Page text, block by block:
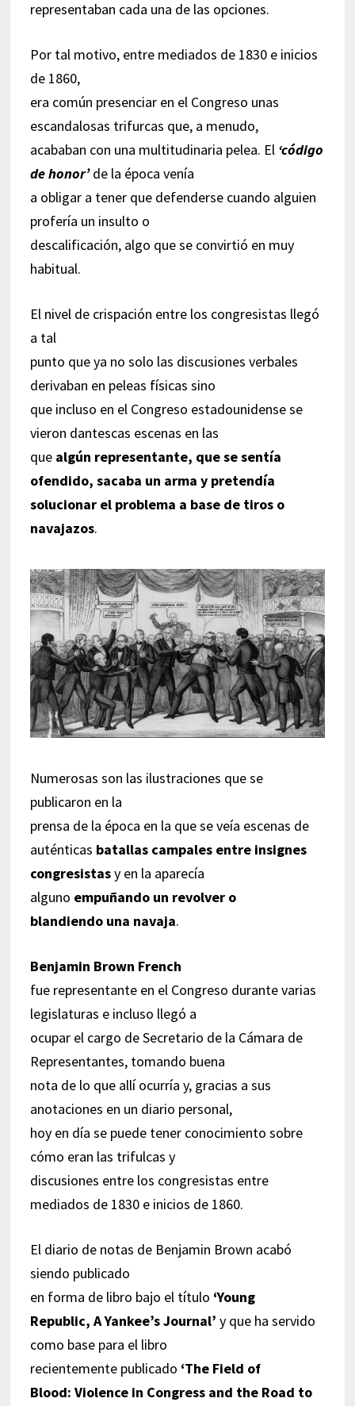
representaban cada una de las opciones.
Por tal motivo, entre mediados de 1830 e inicios
de 1860,
era común presenciar en el Congreso unas
escandalosas trifurcas que, a menudo,
acababan con una multitudinaria pelea. El ‘código
de honor’de la época venía
a obligar a tener que defenderse cuando alguien
profería un insulto o
descalificación, algo que se convirtió en muy
habitual.
El nivel de crispación entre los congresistas llegó
a tal
punto que ya no solo las discusiones verbales
derivaban en peleas físicas sino
que incluso en el Congreso estadounidense se
vieron dantescas escenas en las
que algún representante, que se sentía
ofendido, sacaba un arma y pretendía
solucionar el problema a base de tiros o
navajazos.
Numerosas son las ilustraciones que se
publicaron en la
prensa de la época en la que se veía escenas de
auténticas batallas campales entre insignes
congresistasy en la aparecía
alguno empuñando un revolver o
blandiendo una navaja.
Benjamin Brown French
fue representante en el Congreso durante varias
legislaturas e incluso llegó a
ocupar el cargo de Secretario de la Cámara de
Representantes, tomando buena
nota de lo que allí ocurría y, gracias a sus
anotaciones en un diario personal,
hoy en día se puede tener conocimiento sobre
cómo eran las trifulcas y
discusiones entre los congresistas entre
mediados de 1830 e inicios de 1860.
El diario de notas de Benjamin Brown acabó
siendo publicado
en forma de libro bajo el título ‘Young
Republic, A Yankee’s Journal’ y que ha servido
como base para el libro
recientemente publicado ‘The Field of
Blood: Violence in Congress and the Road to